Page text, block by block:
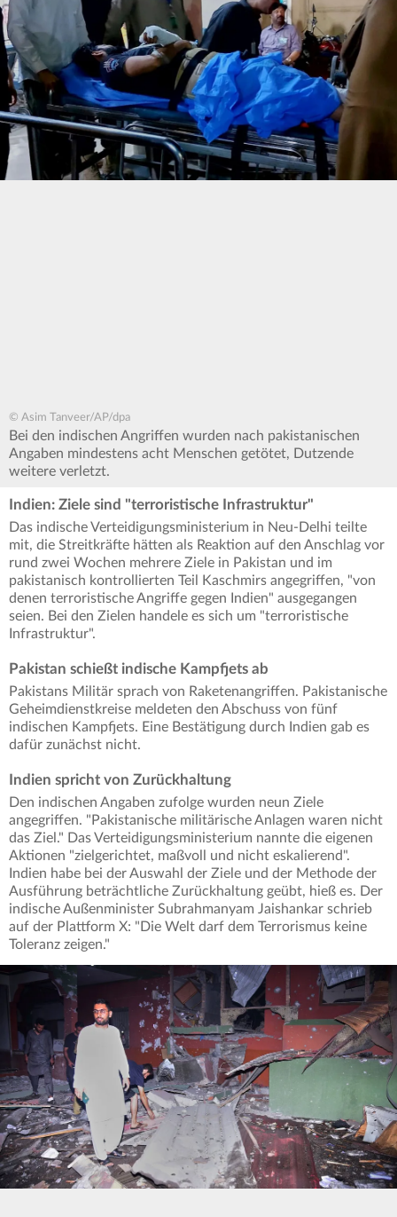
© Asim Tanveer/AP/dpa
Bei den indischen Angriffen wurden nach pakistanischen
Angaben mindestens acht Menschen getötet, Dutzende
weitere verletzt.
Indien: Ziele sind "terroristische Infrastruktur"
Das indische Verteidigungsministerium in Neu-Delhi teilte
mit, die Streitkräfte hätten als Reaktion auf den Anschlag vor
rund zwei Wochen mehrere Ziele in Pakistan und im
pakistanisch kontrollierten Teil Kaschmirs angegriffen, "von
denen terroristische Angriffe gegen Indien" ausgegangen
seien. Bei den Zielen handele es sich um "terroristische
Infrastruktur".
Pakistan schießt indische Kampfjets ab
Pakistans Militär sprach von Raketenangriffen. Pakistanische
Geheimdienstkreise meldeten den Abschuss von fünf
indischen Kampfjets. Eine Bestätigung durch Indien gab es
dafür zunächst nicht.
Indien spricht von Zurückhaltung
Den indischen Angaben zufolge wurden neun Ziele
angegriffen. "Pakistanische militärische Anlagen waren nicht
das Ziel." Das Verteidigungsministerium nannte die eigenen
Aktionen "zielgerichtet, maßvoll und nicht eskalierend".
Indien habe bei der Auswahl der Ziele und der Methode der
Ausführung beträchtliche Zurückhaltung geübt, hieß es. Der
indische Außenminister Subrahmanyam Jaishankar schrieb
auf der Plattform X: "Die Welt darf dem Terrorismus keine
Toleranz zeigen."